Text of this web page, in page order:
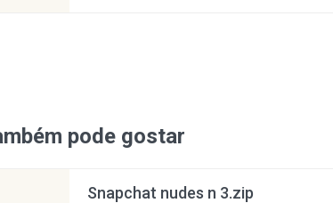
pode gostar
Snapchat nudes n 3.zip